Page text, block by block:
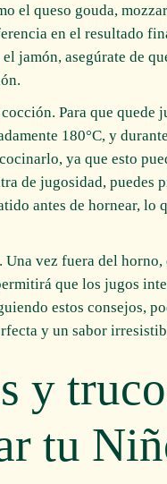
el queso gouda,
en el resultado
jamón, asegúrate de
Para que quede
180°C, y
ya que esto
de jugosidad, puedes
antes de hornear, lo
Una vez fuera del
que los jugos
estos consejos,
y un sabor
y
tu